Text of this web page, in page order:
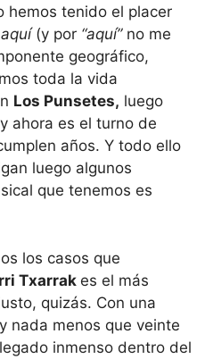
hemos tenido el placer
(y por “aquí” no me
geográfico,
toda la vida
Los Punsetes, luego
ahora es el turno de
años. Y todo ello
luego algunos
que tenemos es
los casos que
Txarrak es el más
quizás. Con una
nada menos que veinte
inmenso dentro del